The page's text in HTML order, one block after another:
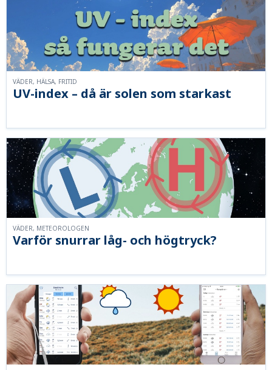
UV-index – då är solen som starkast
VÄDER, HÄLSA, FRITID
Varför snurrar låg- och högtryck?
VÄDER, METEOROLOGEN